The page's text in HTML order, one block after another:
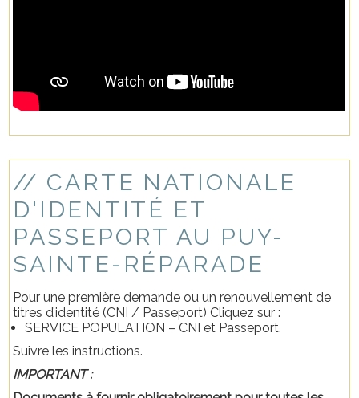
// CARTE NATIONALE
D'IDENTITÉ ET
PASSEPORT AU PUY-
SAINTE-RÉPARADE
Pour une première demande ou un renouvellement de
titres d’identité (CNI / Passeport) Cliquez sur :
SERVICE POPULATION – CNI et Passeport.
Suivre les instructions.
IMPORTANT :